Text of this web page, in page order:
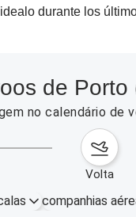
durante los
de
no calendário de
volta
companhias